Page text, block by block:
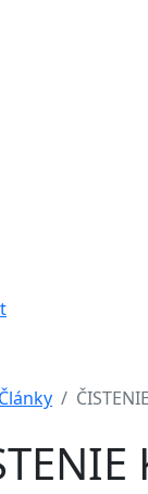
Články